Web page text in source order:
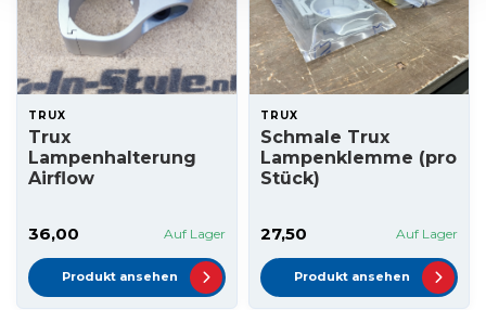
TRUX
Trux
Lampenhalterung
Airflow
36,00 Auf Lager
Produkt ansehen
TRUX
Schmale Trux
Lampenklemme (pro
Stück)
27,50 Auf Lager
Produkt ansehen